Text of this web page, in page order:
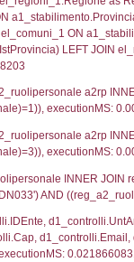
- INFORMAZIONI
FROM